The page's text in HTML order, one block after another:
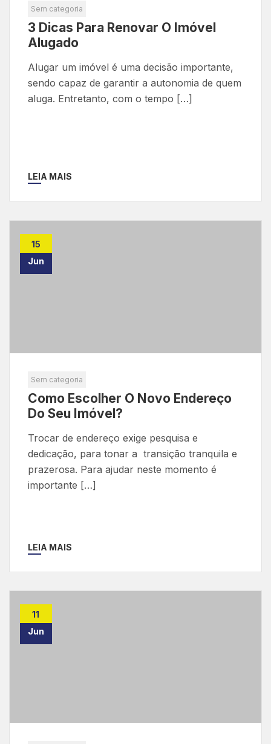
Sem categoria
3 Dicas Para Renovar O Imóvel
Alugado
Alugar um imóvel é uma decisão importante,
sendo capaz de garantir a autonomia de quem
aluga. Entretanto, com o tempo […]
LEIA MAIS
15
Jun
Sem categoria
Como Escolher O Novo Endereço
Do Seu Imóvel?
Trocar de endereço exige pesquisa e
dedicação, para tonar a transição tranquila e
prazerosa. Para ajudar neste momento é
importante […]
LEIA MAIS
11
Jun